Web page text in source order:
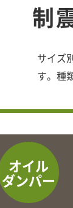
制
サイズ
す。種
オイル
ダンパー